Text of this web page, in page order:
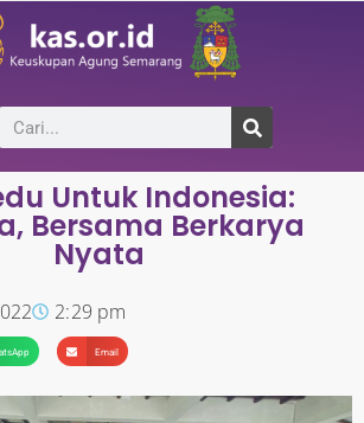
Untuk Indonesia:
Bersama Berkarya
Nyata
2:29 pm
Email